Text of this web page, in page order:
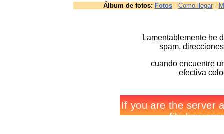
Álbum de fotos: Fotos - Como llegar-
Lamentablemente he
spam,
cuando encuentre
efectiva